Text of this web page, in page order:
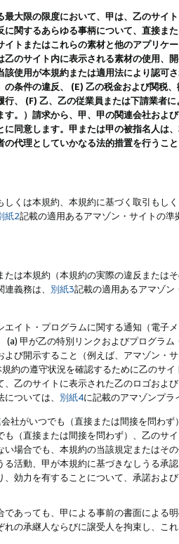
最大限の限度において、甲は、乙のサイ
に関するあらゆる事柄について、直接ま
イトまたはこれらの素材と他のアプリ
乙のサイト内に表示される素材の使用、
該使用が本規約または適用法により認可
の条件の違反、 (E) 乙の税金および関税
行、 (F) 乙、乙の従業員または下請業者
す。）請求から、甲、甲の関連会社およ
に同意します。甲または甲の被指名人は
の代理としていかなる法的措置を行うこ
しくは本規約、本規約に基づく取引もし
紙2記載の適用あるアマゾン・サイトの
たは本規約（本規約の実際の違反または
義務は、 別紙3記載の適用あるアマゾン
エイト・プログラムに関する通知（電子
(a) 甲が乙の特別リンクおよびプログラ
よび開示すること（例えば、アマゾン・
約の遵守状況を確認するために乙のサ
、乙のサイトに表示された乙のロゴおよ
ついては、 別紙4に記載のアマゾンプ
社がいつでも（直接または間接を問わ
も（直接または間接を問わず）、乙のサ
い場合でも、本規約の当該規定またはそ
る活動、甲が本規約に基づきなしうる承
、効力を有することについて、承諾およ
であっても、甲による事前の書面による
れの承継人ならびに譲受人を拘束し、こ